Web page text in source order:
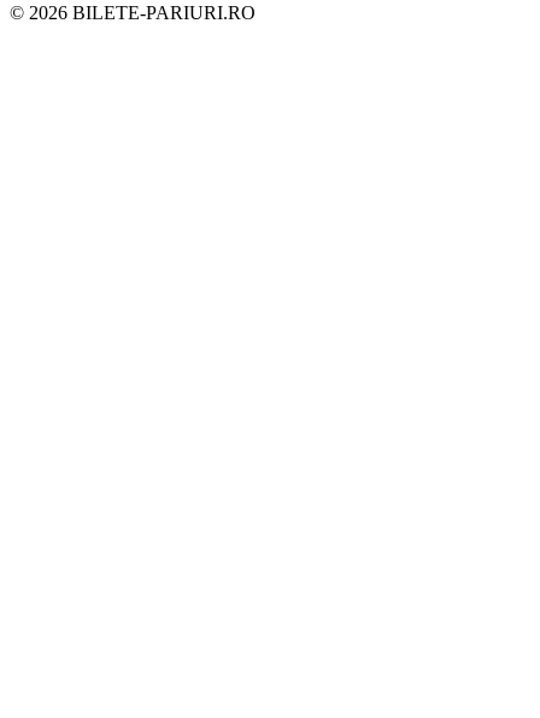
© 2026 BILETE-PARIURI.RO